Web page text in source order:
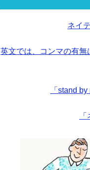
ネイ
英文では、コンマの有
「stand